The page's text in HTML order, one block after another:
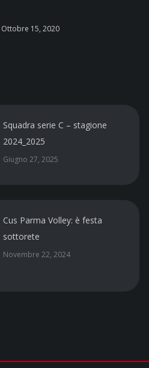
Ottobre 15, 2020
Squadra serie C – stagione
2024_2025
Giugno 27, 2025
Cus Parma Volley: è festa
sottorete
Novembre 22, 2024